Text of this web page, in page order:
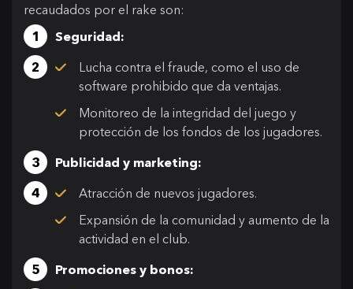
recaudados por el rake son:
Seguridad:
Lucha contra el fraude, como el uso de
software prohibido que da ventajas.
Monitoreo de la integridad del juego y
protección de los fondos de los jugadores.
Publicidad y marketing:
Atracción de nuevos jugadores.
Expansión de la comunidad y aumento de la
actividad en el club.
Promociones y bonos: